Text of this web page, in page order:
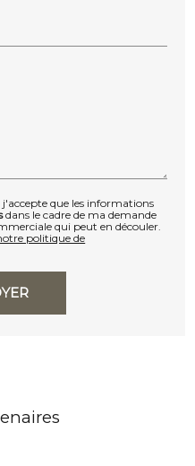
que les informations
dans le cadre de ma demande
qui peut en découler.
politique de